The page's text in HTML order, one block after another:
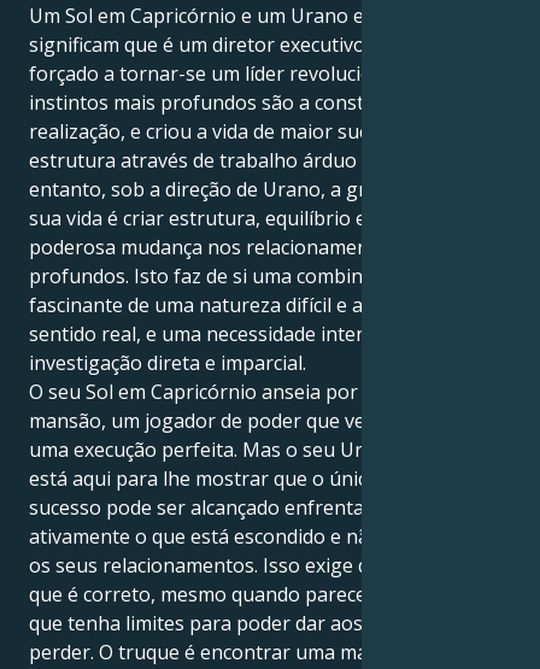
Um Sol em Capricórnio e um Urano em Balança
significam que é um diretor executivo experiente
forçado a tornar-se um líder revolucionário. Os seus
instintos mais profundos são a construção e a
realização, e criou a vida de maior sucesso e
estrutura através de trabalho árduo e disciplina. No
entanto, sob a direção de Urano, a grande lição da
sua vida é criar estrutura, equilíbrio e uma grande e
poderosa mudança nos relacionamentos mais
profundos. Isto faz de si uma combinação exigente e
fascinante de uma natureza difícil e ambiciosa num
sentido real, e uma necessidade intensa de
investigação direta e imparcial.
O seu Sol em Capricórnio anseia por ser o senhor da
mansão, um jogador de poder que vence através de
uma execução perfeita. Mas o seu Urano em Balança
está aqui para lhe mostrar que o único verdadeiro
sucesso pode ser alcançado enfrentando e revelando
ativamente o que está escondido e não dito em todos
os seus relacionamentos. Isso exige que defenda o
que é correto, mesmo quando parece estranho, e
que tenha limites para poder dar aos outros sem se
perder. O truque é encontrar uma maneira de ser ao